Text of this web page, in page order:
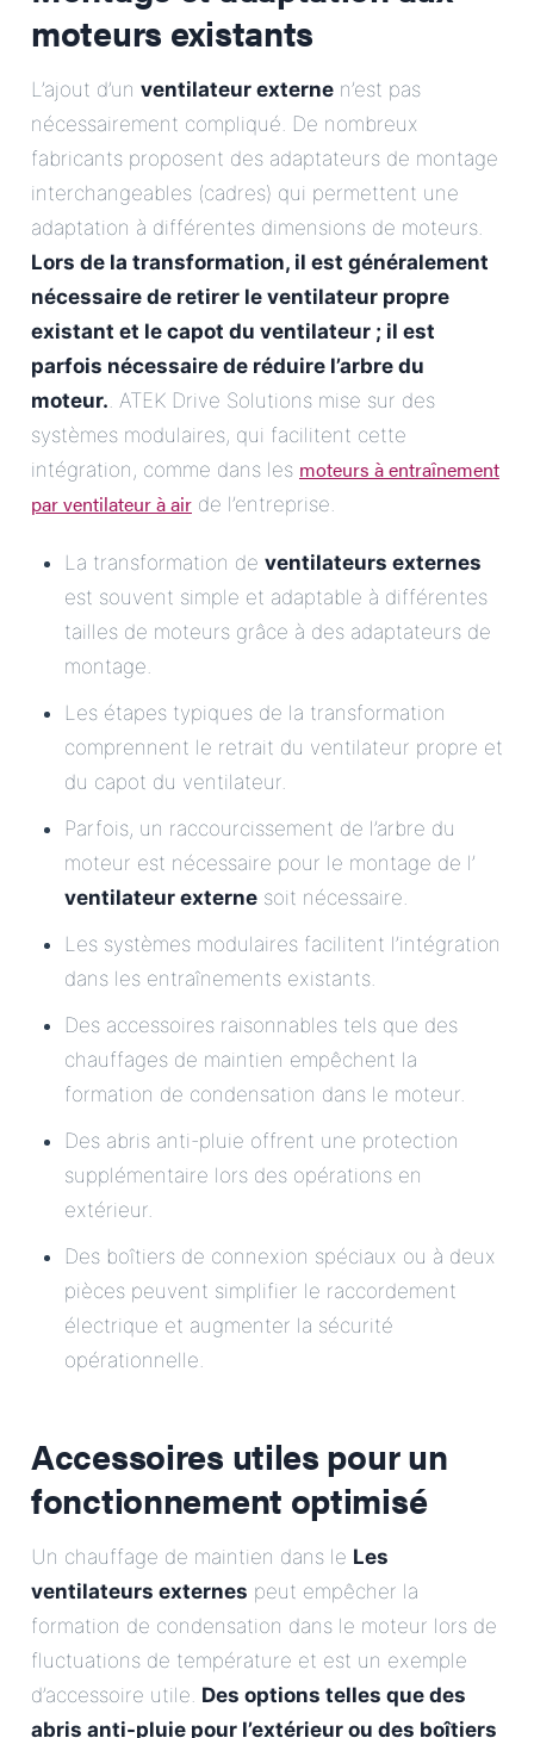
moteurs existants
L’ajout d’un ventilateur externe n’est pas
nécessairement compliqué. De nombreux
fabricants proposent des adaptateurs de montage
interchangeables (cadres) qui permettent une
adaptation à différentes dimensions de moteurs.
Lors de la transformation, il est généralement
nécessaire de retirer le ventilateur propre
existant et le capot du ventilateur ; il est
parfois nécessaire de réduire l’arbre du
moteur.. ATEK Drive Solutions mise sur des
systèmes modulaires, qui facilitent cette
intégration, comme dans les moteurs à entraînement
par ventilateur à air de l’entreprise.
La transformation de ventilateurs externes
est souvent simple et adaptable à différentes
tailles de moteurs grâce à des adaptateurs de
montage.
Les étapes typiques de la transformation
comprennent le retrait du ventilateur propre et
du capot du ventilateur.
Parfois, un raccourcissement de l’arbre du
moteur est nécessaire pour le montage de l’
ventilateur externe soit nécessaire.
Les systèmes modulaires facilitent l’intégration
dans les entraînements existants.
Des accessoires raisonnables tels que des
chauffages de maintien empêchent la
formation de condensation dans le moteur.
Des abris anti-pluie offrent une protection
supplémentaire lors des opérations en
extérieur.
Des boîtiers de connexion spéciaux ou à deux
pièces peuvent simplifier le raccordement
électrique et augmenter la sécurité
opérationnelle.
Accessoires utiles pour un
fonctionnement optimisé
Un chauffage de maintien dans le Les
ventilateurs externes peut empêcher la
formation de condensation dans le moteur lors de
fluctuations de température et est un exemple
d’accessoire utile. Des options telles que des
abris anti-pluie pour l’extérieur ou des boîtiers